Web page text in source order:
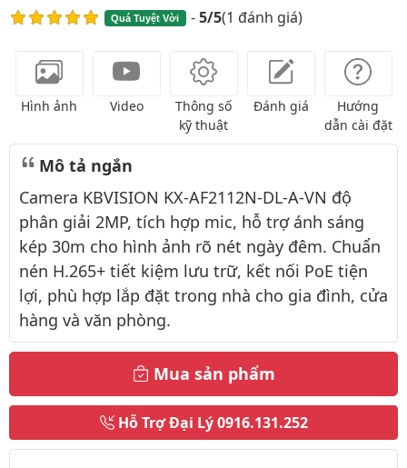
Quá Tuyệt Vời -5/5(1 đánh giá)
Hình ảnh Video
Thông số
kỹ thuật
Đánh giá
Hướng
dẫn cài đặt
Mô tả ngắn
Camera KBVISION KX-AF2112N-DL-A-VN độ
phân giải 2MP, tích hợp mic, hỗ trợ ánh sáng
kép 30m cho hình ảnh rõ nét ngày đêm. Chuẩn
nén H.265+ tiết kiệm lưu trữ, kết nối PoE tiện
lợi, phù hợp lắp đặt trong nhà cho gia đình, cửa
hàng và văn phòng.
Mua sản phẩm
Hỗ Trợ Đại Lý0916.131.252